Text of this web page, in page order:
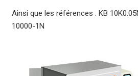
Ainsi que les références : KB
10000-1N